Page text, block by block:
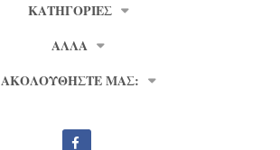
ΚΑΤΗΓΟΡΙΕΣ
ΑΛΛΑ
ΑΚΟΛΟΥΘΗΣΤΕ ΜΑΣ: